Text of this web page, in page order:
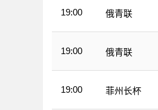
19:00 俄青联
19:00 俄青联
19:00 菲州长杯